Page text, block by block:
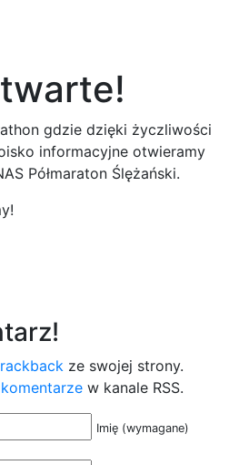
gdzie dzięki życzliwości
informacyjne otwieramy
Półmaraton Ślężański.
ze swojej strony.
w kanale RSS.
Imię (wymagane)